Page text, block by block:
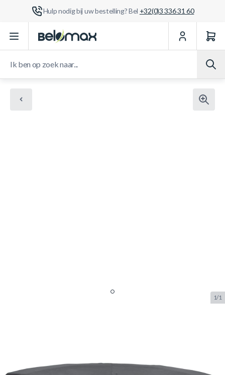
Hulp nodig bij uw bestelling? Bel +32(0)3 336 31 60
Ga naar de inhoud
1/1
SKU:SALTA.606A